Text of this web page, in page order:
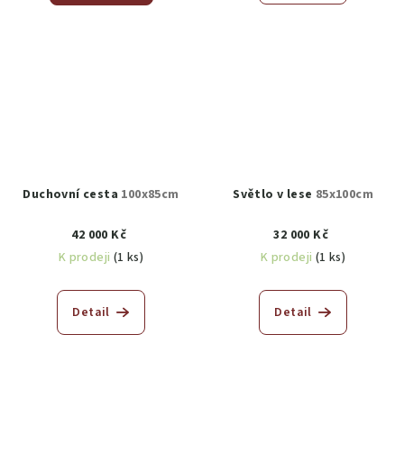
Duchovní cesta 100x85cm
42 000 Kč
K prodeji (1 ks)
Detail
Světlo v lese 85x100cm
32 000 Kč
K prodeji (1 ks)
Detail